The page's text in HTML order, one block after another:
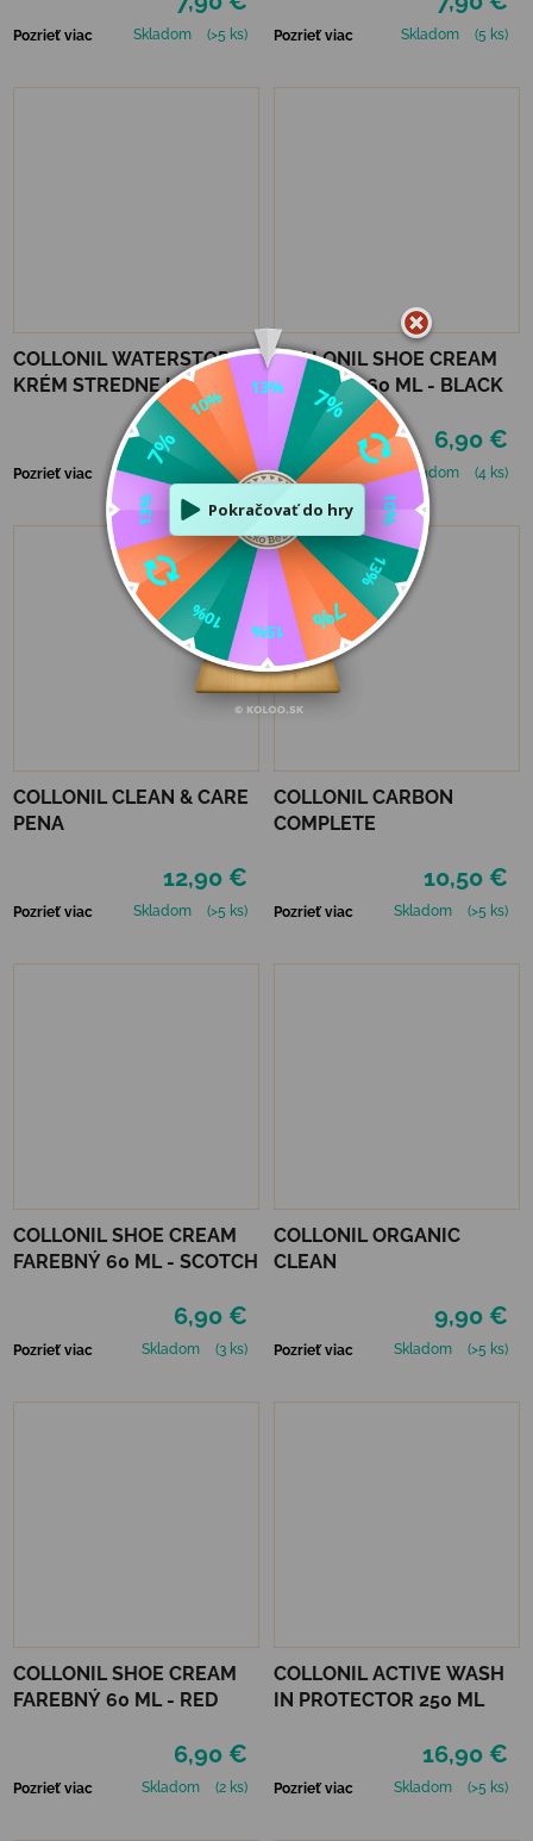
Pozrieť viac Skladom (>5 ks) Pozrieť viac Skladom (5 ks)
COLLONIL WATERSTOP
KRÉM STREDNE HNEDÝ 75
6,90 €
Pozrieť viac Skladom (2 ks)
COLLONIL SHOE CREAM
FAREBNÝ 60 ML - BLACK
6,90 €
Pozrieť viac Skladom (4 ks)
COLLONIL CLEAN & CARE
PENA
12,90 €
Pozrieť viac Skladom (>5 ks)
COLLONIL CARBON
COMPLETE
10,50 €
Pozrieť viac Skladom (>5 ks)
COLLONIL SHOE CREAM
FAREBNÝ 60 ML - SCOTCH
6,90 €
Pozrieť viac Skladom (3 ks)
COLLONIL ORGANIC
CLEAN
9,90 €
Pozrieť viac Skladom (>5 ks)
COLLONIL SHOE CREAM
FAREBNÝ 60 ML - RED
6,90 €
Pozrieť viac Skladom (2 ks)
COLLONIL ACTIVE WASH
IN PROTECTOR 250 ML
16,90 €
Pozrieť viac Skladom (>5 ks)